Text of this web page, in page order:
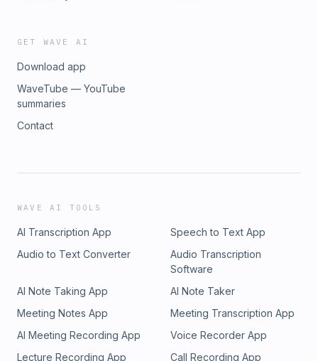
GET WAVE AI
Download app
WaveTube — YouTube
summaries
Contact
WAVE AI TOOLS
AI Transcription App
Speech to Text App
Audio to Text Converter
Audio Transcription
Software
AI Note Taking App
AI Note Taker
Meeting Notes App
Meeting Transcription App
AI Meeting Recording App
Voice Recorder App
Lecture Recording App
Call Recording App